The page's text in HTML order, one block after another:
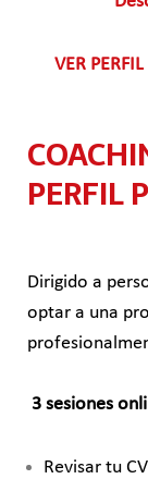
VER
PERFIL
Dirigido a
optar a una
3 sesiones
Revisar tu